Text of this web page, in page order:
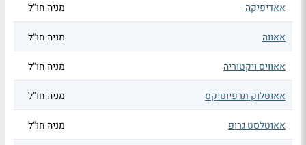
אאדיפיקה מניה חו"ל
אאווה מניה חו"ל
אאוויס ויקטוריה מניה חו"ל
אאוטלוק תרפיוטיקס מניה חו"ל
אאוטלסט גרופ מניה חו"ל